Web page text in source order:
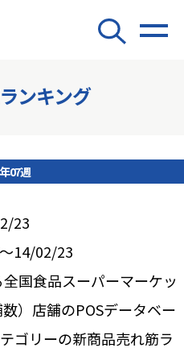
ンキング
07週
23
14/02/23
国食品スーパーマーケッ
）店舗のPOSデータベー
ゴリーの新商品売れ筋ラ